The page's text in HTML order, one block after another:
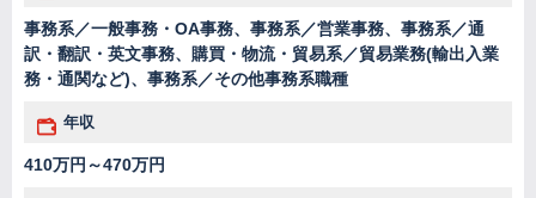
事務系／一般事務・OA事務、事務系／営業事務、事務系／通
訳・翻訳・英文事務、購買・物流・貿易系／貿易業務(輸出入業
務・通関など)、事務系／その他事務系職種
年収
410万円～470万円